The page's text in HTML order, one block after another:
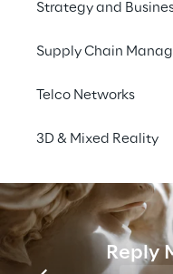
Strategy and
Supply Chain
Telco Networks
3D & Mixed Reality
Reply
The opportunity
The trend